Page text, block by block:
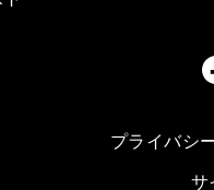
プライバシ
サ